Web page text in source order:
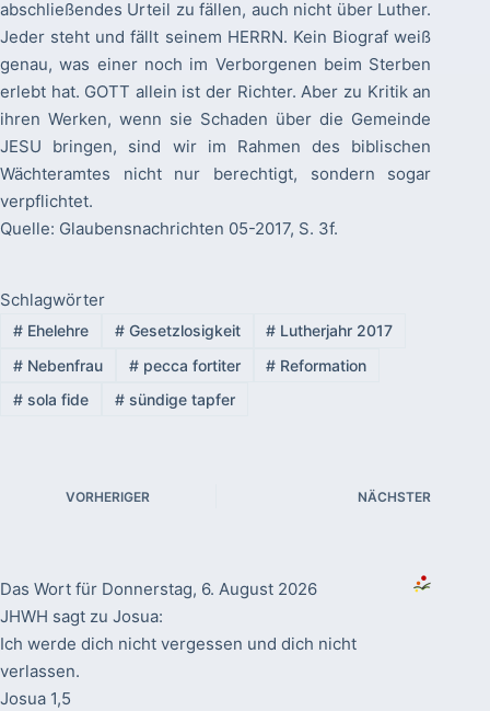
abschließendes Urteil zu fällen, auch nicht über Luther.
Jeder steht und fällt seinem HERRN. Kein Biograf weiß
genau, was einer noch im Verborgenen beim Sterben
erlebt hat. GOTT allein ist der Richter. Aber zu Kritik an
ihren Werken, wenn sie Schaden über die Gemeinde
JESU bringen, sind wir im Rahmen des biblischen
Wächteramtes nicht nur berechtigt, sondern sogar
verpflichtet.
Quelle: Glaubensnachrichten 05-2017, S. 3f.
Schlagwörter
#Ehelehre #Gesetzlosigkeit # Lutherjahr 2017
#Nebenfrau #pecca fortiter # Reformation
#sola fide #sündige tapfer
VORHERIGER NÄCHSTER
Das Wort für Donnerstag, 6. August 2026
JHWH sagt zu Josua:
Ich werde dich nicht vergessen und dich nicht
verlassen.
Josua 1,5